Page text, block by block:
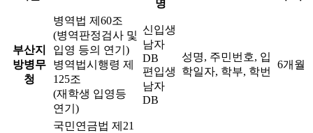
명
부산지
방병무
청
병역법 제60조
(병역판정검사 및
입영 등의 연기)
병역법시행령 제
125조
(재학생 입영등
연기)
신입생
남자
DB
편입생
남자
DB
성명, 주민번호, 입
학일자, 학부, 학번
6개월
국민연금법 제21